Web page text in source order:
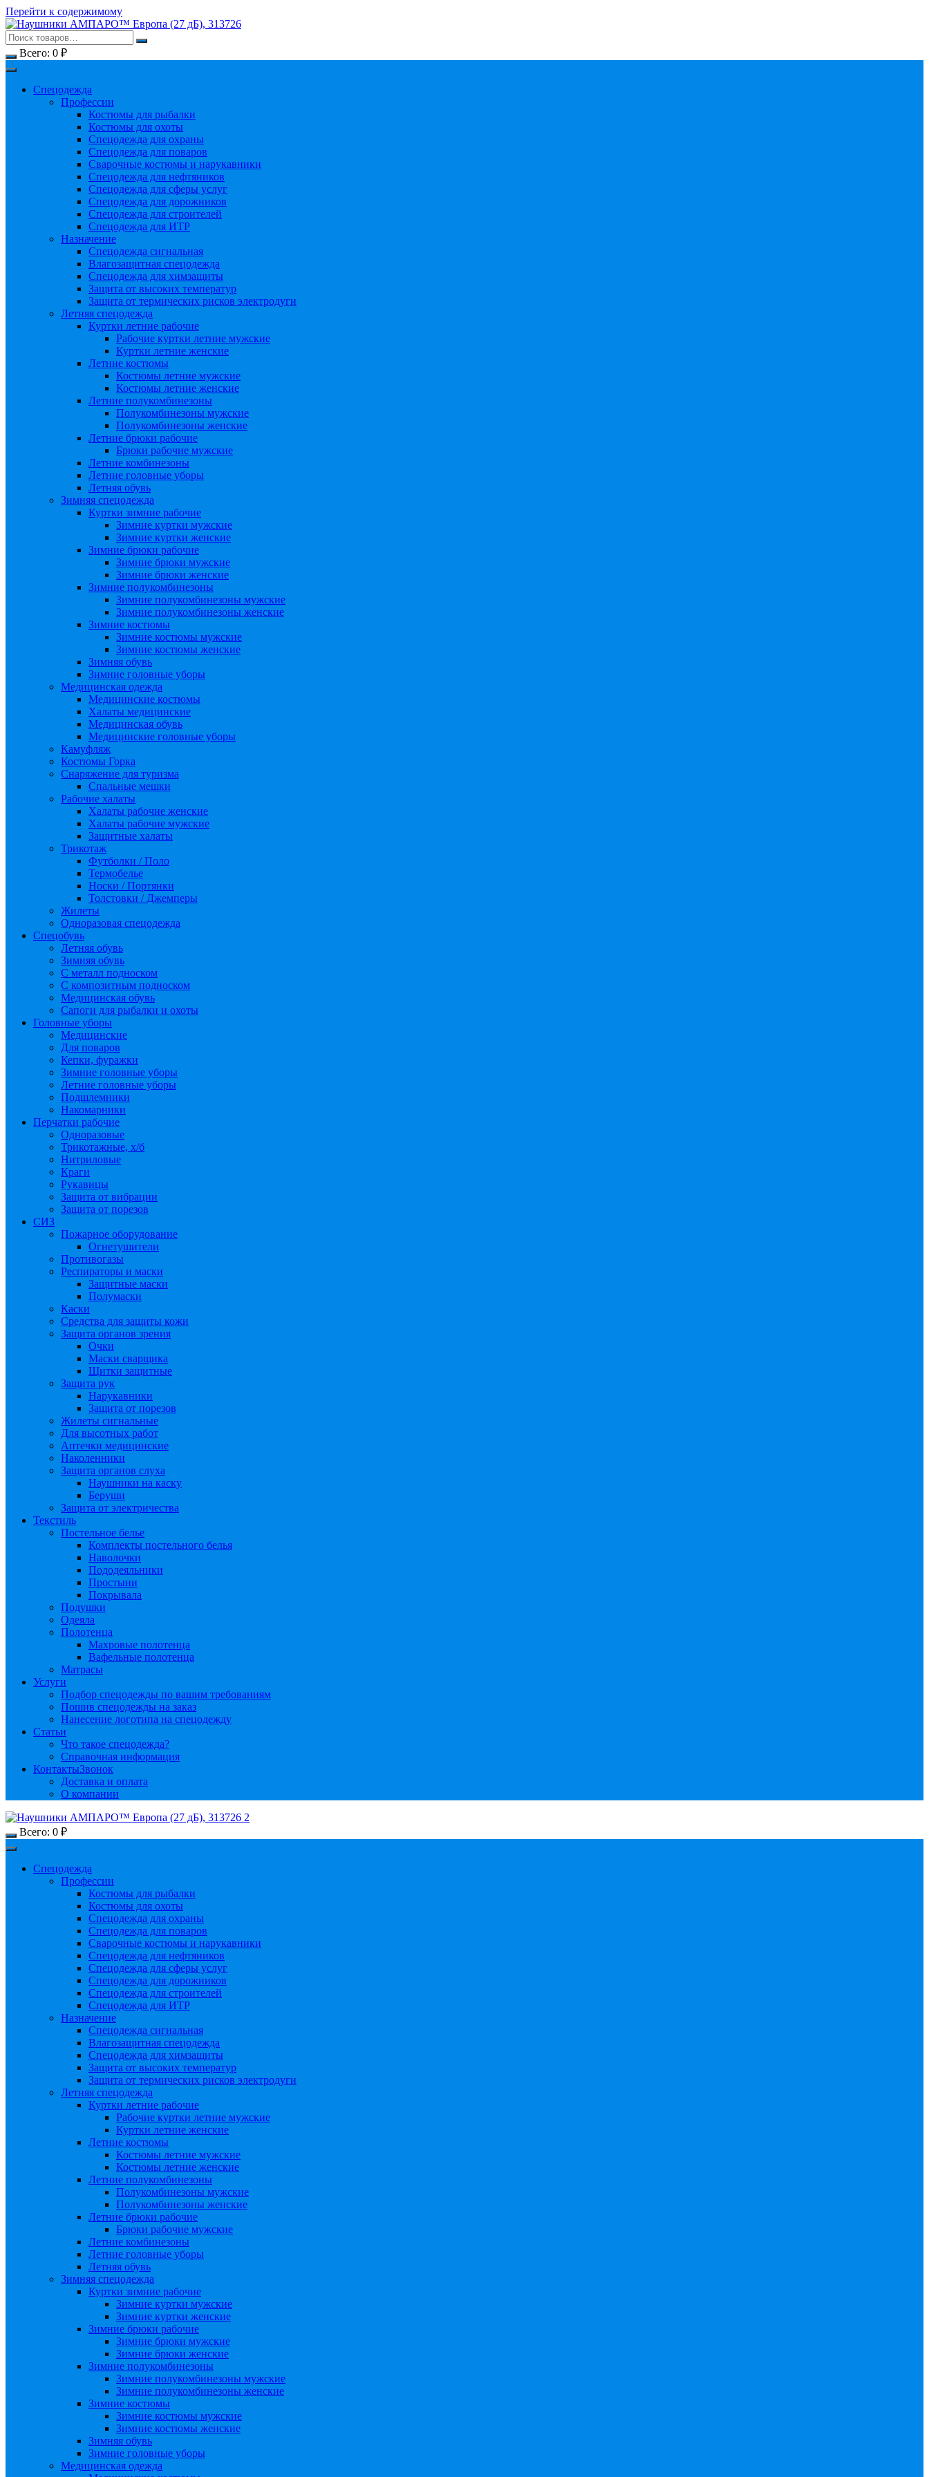
Перейти к содержимому
Всего: 0 ₽
Спецодежда
Профессии
Костюмы для рыбалки
Костюмы для охоты
Спецодежда для охраны
Спецодежда для поваров
Сварочные костюмы и нарукавники
Спецодежда для нефтяников
Спецодежда для сферы услуг
Спецодежда для дорожников
Спецодежда для строителей
Спецодежда для ИТР
Назначение
Спецодежда сигнальная
Влагозащитная спецодежда
Спецодежда для химзащиты
Защита от высоких температур
Защита от термических рисков электродуги
Летняя спецодежда
Куртки летние рабочие
Рабочие куртки летние мужские
Куртки летние женские
Летние костюмы
Костюмы летние мужские
Костюмы летние женские
Летние полукомбинезоны
Полукомбинезоны мужские
Полукомбинезоны женские
Летние брюки рабочие
Брюки рабочие мужские
Летние комбинезоны
Летние головные уборы
Летняя обувь
Зимняя спецодежда
Куртки зимние рабочие
Зимние куртки мужские
Зимние куртки женские
Зимние брюки рабочие
Зимние брюки мужские
Зимние брюки женские
Зимние полукомбинезоны
Зимние полукомбинезоны мужские
Зимние полукомбинезоны женские
Зимние костюмы
Зимние костюмы мужские
Зимние костюмы женские
Зимняя обувь
Зимние головные уборы
Медицинская одежда
Медицинские костюмы
Халаты медицинские
Медицинская обувь
Медицинские головные уборы
Камуфляж
Костюмы Горка
Снаряжение для туризма
Спальные мешки
Рабочие халаты
Халаты рабочие женские
Халаты рабочие мужские
Защитные халаты
Трикотаж
Футболки / Поло
Термобелье
Носки / Портянки
Толстовки / Джемперы
Жилеты
Одноразовая спецодежда
Спецобувь
Летняя обувь
Зимняя обувь
С металл подноском
С композитным подноском
Медицинская обувь
Сапоги для рыбалки и охоты
Головные уборы
Медицинские
Для поваров
Кепки, фуражки
Зимние головные уборы
Летние головные уборы
Подшлемники
Накомарники
Перчатки рабочие
Одноразовые
Трикотажные, х/б
Нитриловые
Краги
Рукавицы
Защита от вибрации
Защита от порезов
СИЗ
Пожарное оборудование
Огнетушители
Противогазы
Респираторы и маски
Защитные маски
Полумаски
Каски
Средства для защиты кожи
Защита органов зрения
Очки
Маски сварщика
Щитки защитные
Защита рук
Нарукавники
Защита от порезов
Жилеты сигнальные
Для высотных работ
Аптечки медицинские
Наколенники
Защита органов слуха
Наушники на каску
Беруши
Защита от электричества
Текстиль
Постельное белье
Комплекты постельного белья
Наволочки
Пододеяльники
Простыни
Покрывала
Подушки
Одеяла
Полотенца
Махровые полотенца
Вафельные полотенца
Матрасы
Услуги
Подбор спецодежды по вашим требованиям
Пошив спецодежды на заказ
Нанесение логотипа на спецодежду
Статьи
Что такое спецодежда?
Справочная информация
КонтактыЗвонок
Доставка и оплата
О компании
Всего: 0 ₽
Спецодежда
Профессии
Костюмы для рыбалки
Костюмы для охоты
Спецодежда для охраны
Спецодежда для поваров
Сварочные костюмы и нарукавники
Спецодежда для нефтяников
Спецодежда для сферы услуг
Спецодежда для дорожников
Спецодежда для строителей
Спецодежда для ИТР
Назначение
Спецодежда сигнальная
Влагозащитная спецодежда
Спецодежда для химзащиты
Защита от высоких температур
Защита от термических рисков электродуги
Летняя спецодежда
Куртки летние рабочие
Рабочие куртки летние мужские
Куртки летние женские
Летние костюмы
Костюмы летние мужские
Костюмы летние женские
Летние полукомбинезоны
Полукомбинезоны мужские
Полукомбинезоны женские
Летние брюки рабочие
Брюки рабочие мужские
Летние комбинезоны
Летние головные уборы
Летняя обувь
Зимняя спецодежда
Куртки зимние рабочие
Зимние куртки мужские
Зимние куртки женские
Зимние брюки рабочие
Зимние брюки мужские
Зимние брюки женские
Зимние полукомбинезоны
Зимние полукомбинезоны мужские
Зимние полукомбинезоны женские
Зимние костюмы
Зимние костюмы мужские
Зимние костюмы женские
Зимняя обувь
Зимние головные уборы
Медицинская одежда